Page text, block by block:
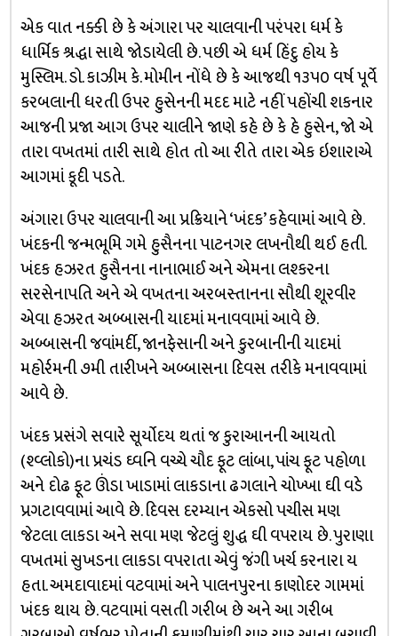
એક વાત નક્કી છે કે અંગારા પર ચાલવાની પરંપરા ધર્મ કે
ધાર્મિક શ્રદ્ધા સાથે જોડાયેલી છે. પછી એ ધર્મ હિંદુ હોય કે
મુસ્લિમ. ડો. કાઝીમ કે. મોમીન નોંધે છે કે આજથી ૧૩૫૦ વર્ષ પૂર્વે
કરબલાની ધરતી ઉપર હુસેનની મદદ માટે નહીં પહોંચી શકનાર
આજની પ્રજા આગ ઉપર ચાલીને જાણે કહે છે કે હે હુસેન, જો એ
તારા વખતમાં તારી સાથે હોત તો આ રીતે તારા એક ઇશારાએ
આગમાં કૂદી પડતે.
અંગારા ઉપર ચાલવાની આ પ્રક્રિયાને ‘ખંદક’ કહેવામાં આવે છે.
ખંદકની જન્મભૂમિ ગમે હુસૈનના પાટનગર લખનૌથી થઈ હતી.
ખંદક હઝરત હુસૈનના નાનાભાઈ અને એમના લશ્કરના
સરસેનાપતિ અને એ વખતના અરબસ્તાનના સૌથી શૂરવીર
એવા હઝરત અબ્બાસની યાદમાં મનાવવામાં આવે છે.
અબ્બાસની જવાંમર્દી, જાનફેસાની અને કુરબાનીની યાદમાં
મહોર્રમની ૭મી તારીખને અબ્બાસના દિવસ તરીકે મનાવવામાં
આવે છે.
ખંદક પ્રસંગે સવારે સૂર્યોદય થતાં જ કુરાઆનની આયતો
(શ્વ્લોકો)ના પ્રચંડ ઘ્વનિ વચ્ચે ચૌદ ફૂટ લાંબા, પાંચ ફૂટ પહોળા
અને દોઢ ફૂટ ઊંડા ખાડામાં લાકડાના ઢગલાને ચોખ્ખા ઘી વડે
પ્રગટાવવામાં આવે છે. દિવસ દરમ્યાન એકસો પચીસ મણ
જેટલા લાકડા અને સવા મણ જેટલું શુદ્ધ ઘી વપરાય છે. પુરાણા
વખતમાં સુખડના લાકડા વપરાતા એવું જંગી ખર્ચ કરનારા ય
હતા. અમદાવાદમાં વટવામાં અને પાલનપુરના કાણોદર ગામમાં
ખંદક થાય છે. વટવામાં વસતી ગરીબ છે અને આ ગરીબ